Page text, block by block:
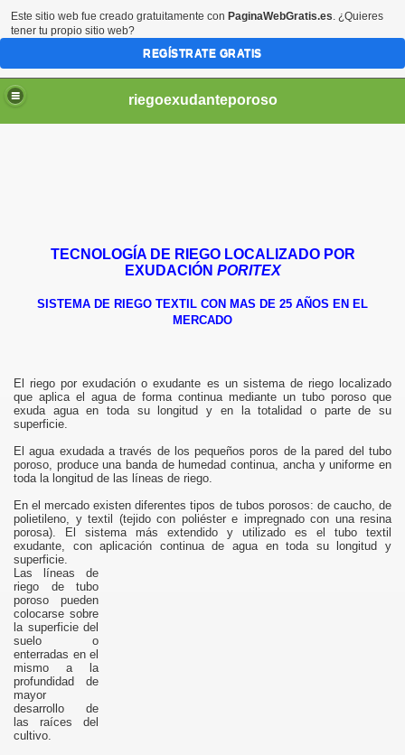
riegoexudanteporoso
TECNOLOGÍA DE RIEGO LOCALIZADO POR
EXUDACIÓN PORITEX
SISTEMA DE RIEGO TEXTIL CON MAS DE 25 AÑOS EN EL
MERCADO
El riego por exudación o exudante es un sistema de riego localizado
que aplica el agua de forma continua mediante un tubo poroso que
exuda agua en toda su longitud y en la totalidad o parte de su
superficie.
El agua exudada a través de los pequeños poros de la pared del tubo
poroso, produce una banda de humedad continua, ancha y uniforme en
toda la longitud de las líneas de riego.
En el mercado existen diferentes tipos de tubos porosos: de caucho, de
polietileno, y textil (tejido con poliéster e impregnado con una resina
porosa). El sistema más extendido y utilizado es el tubo textil
exudante, con aplicación continua de agua en toda su longitud y
superficie.
Las líneas de
riego de tubo
poroso pueden
colocarse sobre
la superficie del
suelo o
enterradas en el
mismo a la
profundidad de
mayor
desarrollo de
las raíces del
cultivo.
Este sitio web fue creado gratuitamente con PaginaWebGratis.es. ¿Quieres
tener tu propio sitio web?
REGÍSTRATE GRATIS